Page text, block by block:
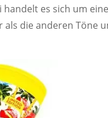
handelt es sich um
die anderen Töne